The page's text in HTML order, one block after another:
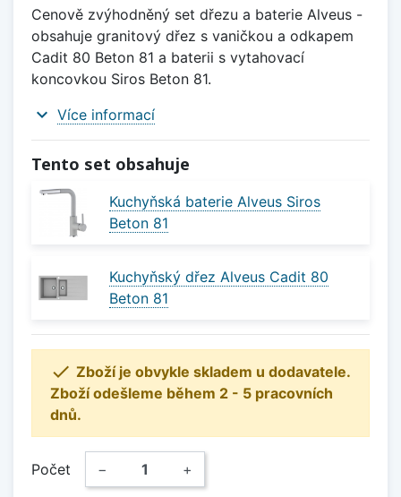
Cenově zvýhodněný set dřezu a baterie Alveus -
obsahuje granitový dřez s vaničkou a odkapem
Cadit 80 Beton 81 a baterii s vytahovací
koncovkou Siros Beton 81.
expand_more Více informací
Tento set obsahuje
Kuchyňská baterie Alveus Siros
Beton 81
Kuchyňský dřez Alveus Cadit 80
Beton 81
 Zboží je obvykle skladem u dodavatele.
Zboží odešleme během 2 - 5 pracovních
dnů.
Počet − +